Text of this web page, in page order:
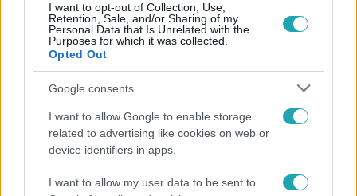
I want to opt-out of Collection, Use,
Retention, Sale, and/or Sharing of my
Personal Data that Is Unrelated with the
Purposes for which it was collected.
Opted Out
Google consents
I want to allow Google to enable storage
related to advertising like cookies on web or
device identifiers in apps.
I want to allow my user data to be sent to
„Attól féltem, nem fogja túlélni” – megrázó
vallomást tett Nyári Dia a kislánya műtétjéről